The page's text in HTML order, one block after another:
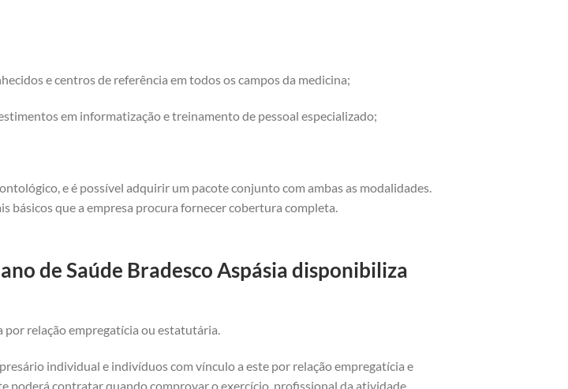
e centros de referência em todos os campos da medicina;
em informatização e treinamento de pessoal especializado;
e é possível adquirir um pacote conjunto com ambas as modalidades.
básicos que a empresa procura fornecer cobertura completa.
de Saúde Bradesco Aspásia disponibiliza
relação empregatícia ou estatutária.
individual e indivíduos com vínculo a este por relação empregatícia e
poderá contratar quando comprovar o exercício. profissional da atividade